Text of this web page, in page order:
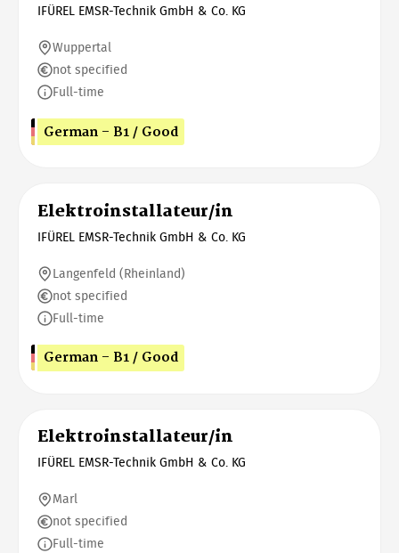
IFÜREL EMSR-Technik GmbH & Co. KG
Wuppertal
not specified
Full-time
German - B1 / Good
Elektroinstallateur/in
IFÜREL EMSR-Technik GmbH & Co. KG
Langenfeld (Rheinland)
not specified
Full-time
German - B1 / Good
Elektroinstallateur/in
IFÜREL EMSR-Technik GmbH & Co. KG
Marl
not specified
Full-time